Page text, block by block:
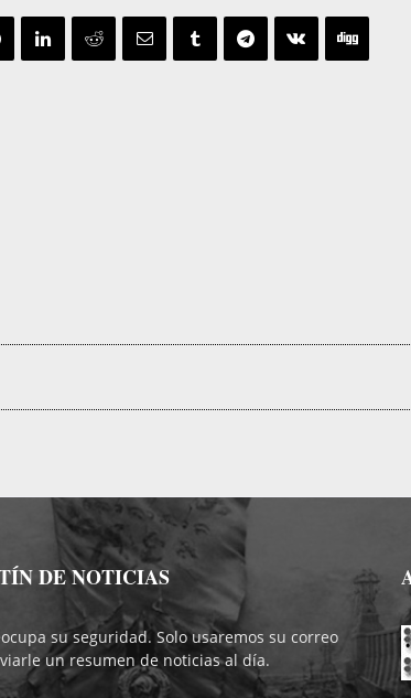
DE NOTICIAS
su seguridad. Solo usaremos su correo
un resumen de noticias al día.